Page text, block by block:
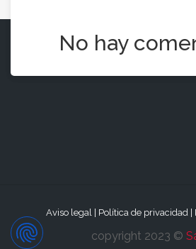
No hay
Aviso legal Política de privacidad
copyright 2023 ©